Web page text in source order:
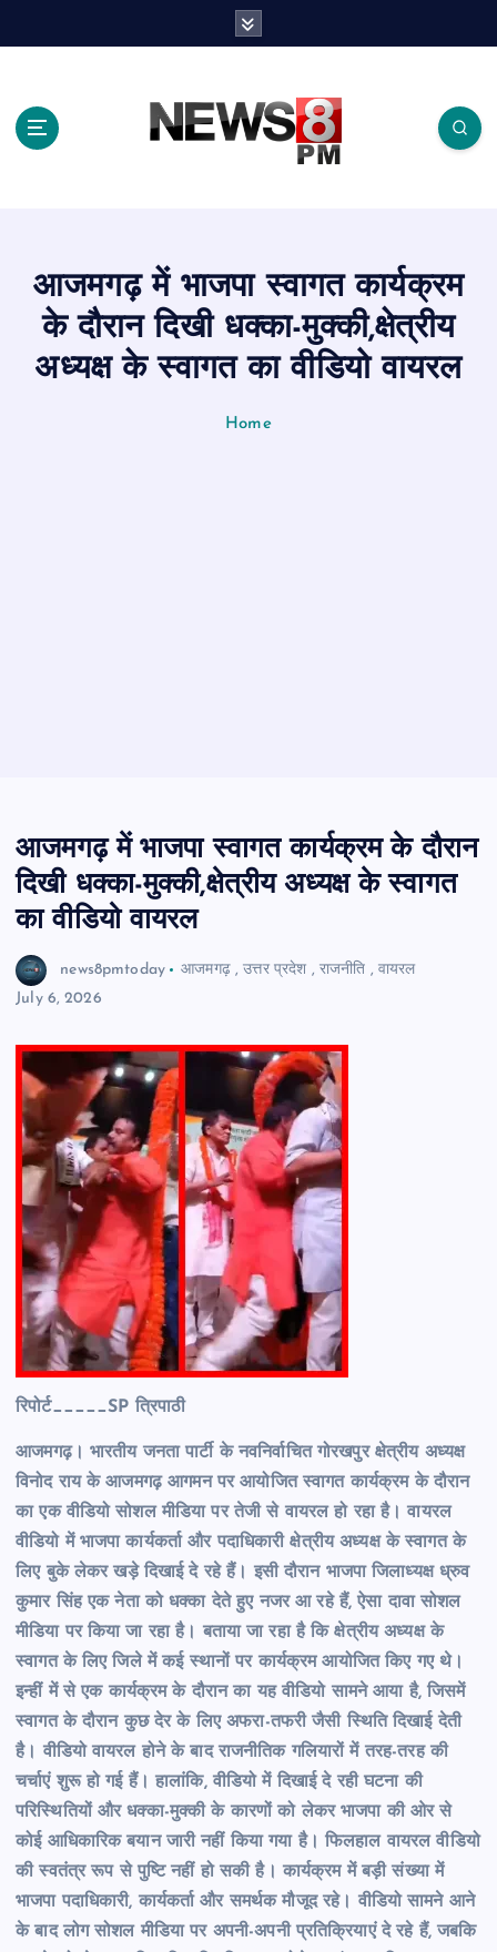
आजमगढ़ में भाजपा स्वागत कार्यक्रम
के दौरान दिखी धक्का-मुक्की,क्षेत्रीय
अध्यक्ष के स्वागत का वीडियो वायरल
Home
आजमगढ़ में भाजपा स्वागत कार्यक्रम के दौरान
दिखी धक्का-मुक्की,क्षेत्रीय अध्यक्ष के स्वागत
का वीडियो वायरल
news8pmtoday आजमगढ़,उत्तर प्रदेश , राजनीति , वायरल
July 6, 2026
रिपोर्ट_____SP त्रिपाठी
आजमगढ़। भारतीय जनता पार्टी के नवनिर्वाचित गोरखपुर क्षेत्रीय अध्यक्ष
विनोद राय के आजमगढ़ आगमन पर आयोजित स्वागत कार्यक्रम के दौरान
का एक वीडियो सोशल मीडिया पर तेजी से वायरल हो रहा है। वायरल
वीडियो में भाजपा कार्यकर्ता और पदाधिकारी क्षेत्रीय अध्यक्ष के स्वागत के
लिए बुके लेकर खड़े दिखाई दे रहे हैं। इसी दौरान भाजपा जिलाध्यक्ष ध्रुव
कुमार सिंह एक नेता को धक्का देते हुए नजर आ रहे हैं, ऐसा दावा सोशल
मीडिया पर किया जा रहा है। बताया जा रहा है कि क्षेत्रीय अध्यक्ष के
स्वागत के लिए जिले में कई स्थानों पर कार्यक्रम आयोजित किए गए थे।
इन्हीं में से एक कार्यक्रम के दौरान का यह वीडियो सामने आया है, जिसमें
स्वागत के दौरान कुछ देर के लिए अफरा-तफरी जैसी स्थिति दिखाई देती
है। वीडियो वायरल होने के बाद राजनीतिक गलियारों में तरह-तरह की
चर्चाएं शुरू हो गई हैं। हालांकि, वीडियो में दिखाई दे रही घटना की
परिस्थितियों और धक्का-मुक्की के कारणों को लेकर भाजपा की ओर से
कोई आधिकारिक बयान जारी नहीं किया गया है। फिलहाल वायरल वीडियो
की स्वतंत्र रूप से पुष्टि नहीं हो सकी है। कार्यक्रम में बड़ी संख्या में
भाजपा पदाधिकारी, कार्यकर्ता और समर्थक मौजूद रहे। वीडियो सामने आने
के बाद लोग सोशल मीडिया पर अपनी-अपनी प्रतिक्रियाएं दे रहे हैं, जबकि